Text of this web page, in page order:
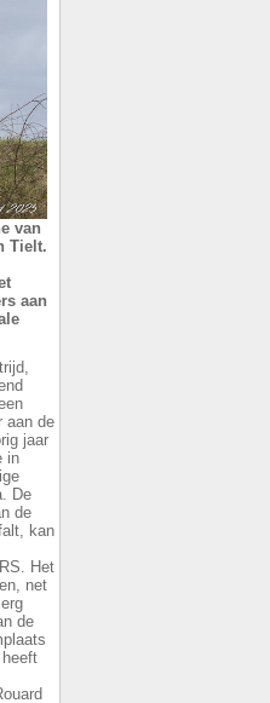
van
Tielt.
aan
aan de
jaar
in
De
de
kan
Het
net
de